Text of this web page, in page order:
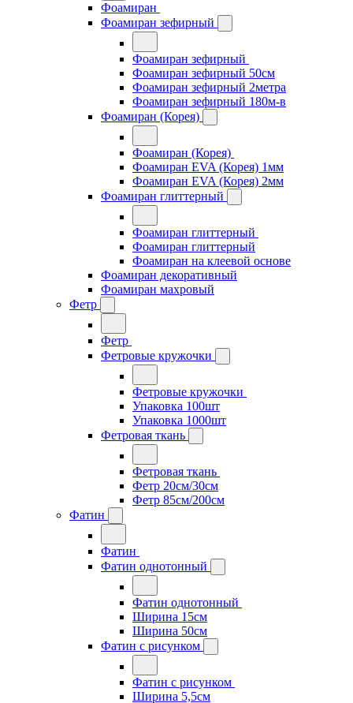
Фоамиран
Фоамиран зефирный
Фоамиран зефирный
Фоамиран зефирный 50см
Фоамиран зефирный 2метра
Фоамиран зефирный 180м-в
Фоамиран (Корея)
Фоамиран (Корея)
Фоамиран EVA (Корея) 1мм
Фоамиран EVA (Корея) 2мм
Фоамиран глиттерный
Фоамиран глиттерный
Фоамиран глиттерный
Фоамиран на клеевой основе
Фоамиран декоративный
Фоамиран махровый
Фетр
Фетр
Фетровые кружочки
Фетровые кружочки
Упаковка 100шт
Упаковка 1000шт
Фетровая ткань
Фетровая ткань
Фетр 20см/30см
Фетр 85см/200см
Фатин
Фатин
Фатин однотонный
Фатин однотонный
Ширина 15см
Ширина 50см
Фатин с рисунком
Фатин с рисунком
Ширина 5,5см